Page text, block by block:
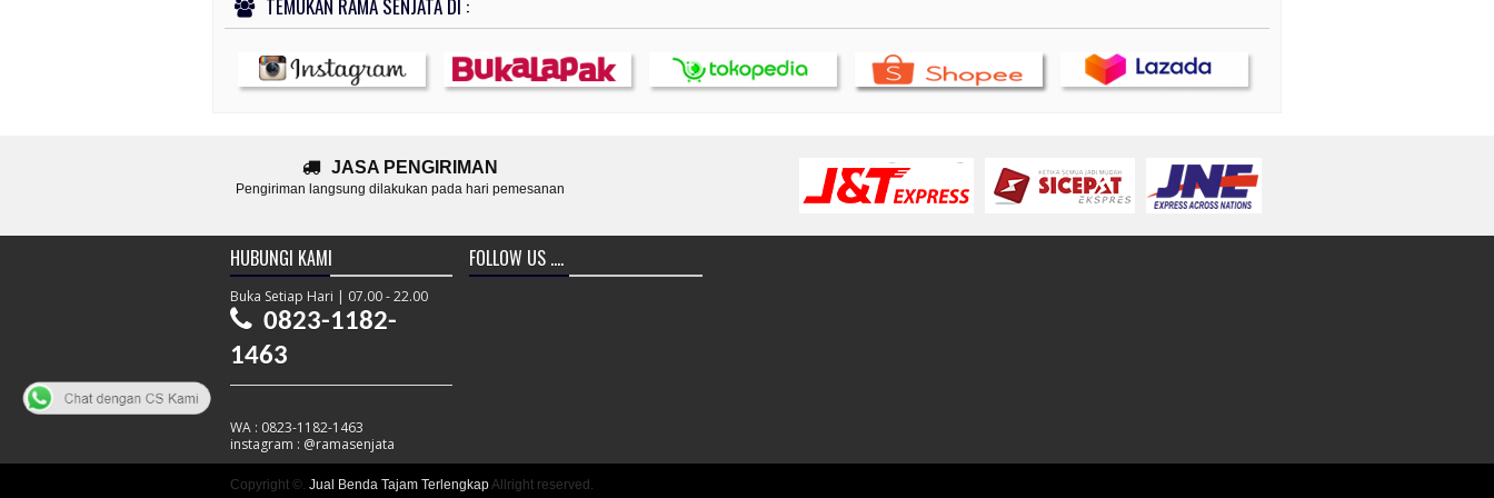
TEMUKAN RAMA SENJATA DI :
JASA PENGIRIMAN
Pengiriman langsung dilakukan pada hari pemesanan
HUBUNGI KAMI
Buka Setiap Hari | 07.00 - 22.00
0823-1182-
1463
WA : 0823-1182-1463
instagram : @ramasenjata
FOLLOW US ....
Copyright ©. Jual Benda Tajam TerlengkapAllright reserved.